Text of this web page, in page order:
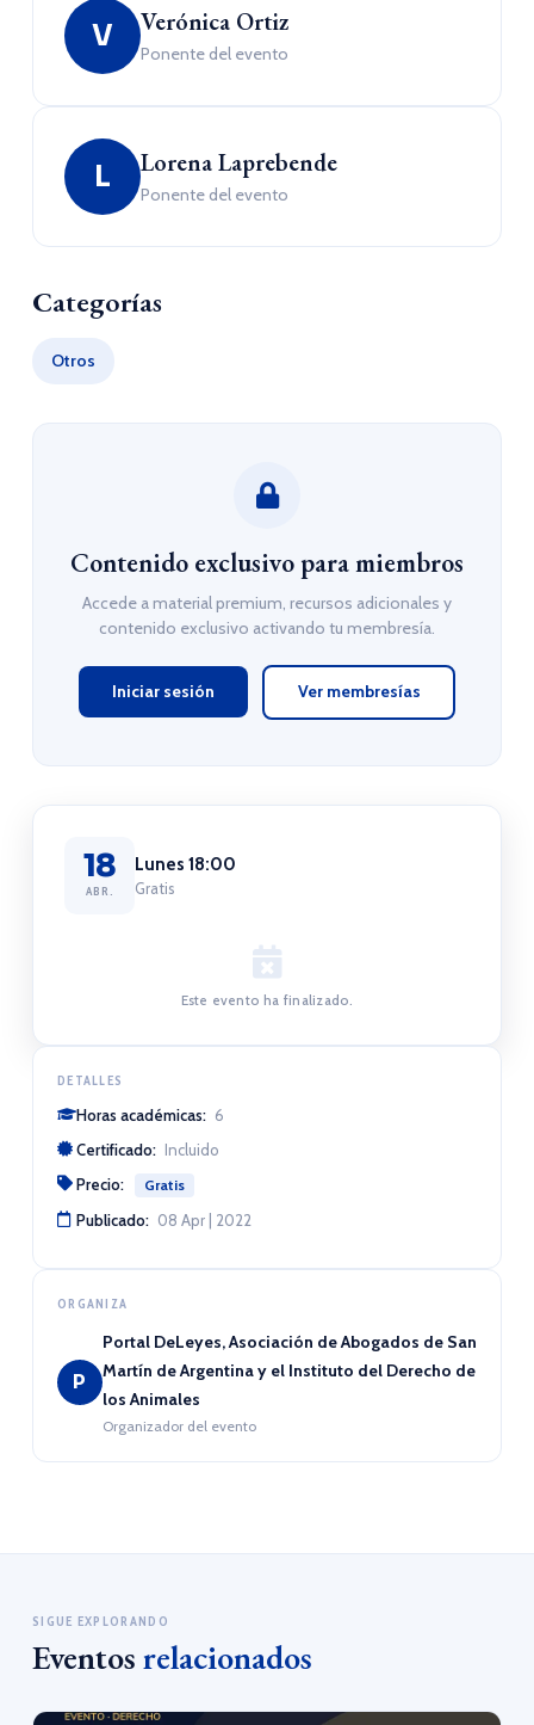
V Verónica Ortiz
Ponente del evento
L Lorena Laprebende
Ponente del evento
Categorías
Otros
Contenido exclusivo para miembros
Accede a material premium, recursos adicionales y
contenido exclusivo activando tu membresía.
Iniciar sesión Ver membresías
18
ABR.
Lunes 18:00
Gratis
Este evento ha finalizado.
DETALLES
Horas académicas: 6
Certificado: Incluido
Precio:
Gratis
Publicado: 08 Apr | 2022
ORGANIZA
P
Portal DeLeyes, Asociación de Abogados de San
Martín de Argentina y el Instituto del Derecho de
los Animales
Organizador del evento
SIGUE EXPLORANDO
Eventosrelacionados